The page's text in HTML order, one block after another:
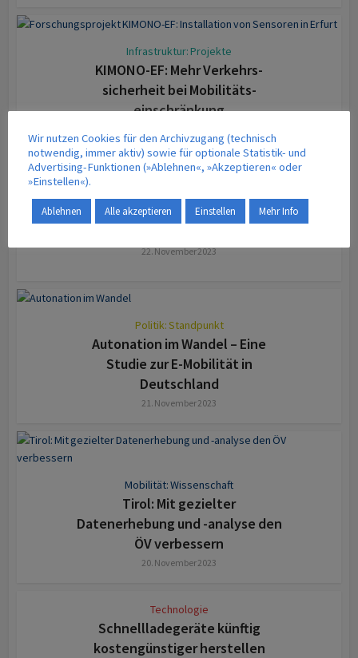
Infrastruktur: Projekte
KIMONO-EF: Mehr Verkehrs­
sicherheit bei Mobilitäts­
einschränkung
Magnetschwebebahn in Berlin: zu
22. November 2023
Politik: Standpunkt
Autonation im Wandel – Eine
Studie zur E-Mobilität in
Deutschland
21. November 2023
Mobilität: Wissenschaft
Tirol: Mit gezielter
Datenerhebung und -analyse den
ÖV verbessern
20. November 2023
Technologie
Schnellladegeräte künftig
kosten­günstiger herstellen
Wir nutzen Cookies für den Archivzugang (technisch
notwendig, immer aktiv) sowie für optionale Statistik- und
Advertising-Funktionen (»Ablehnen«, »Akzeptieren« oder
»Einstellen«).
Ablehnen Alle akzeptieren Einstellen Mehr Info